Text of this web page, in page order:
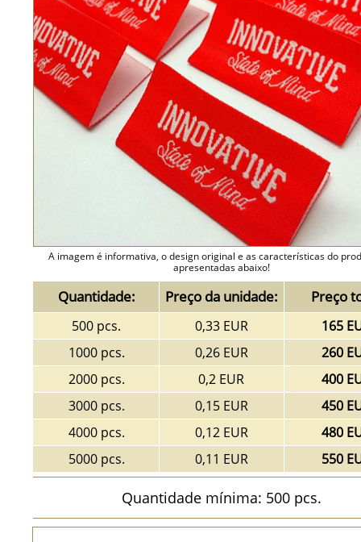
A imagem é informativa, o design original e as características do
apresentadas abaixo!
Quantidade: Preço da unidade: Preço
500 pcs. 0,33 EUR
165
1000 pcs.
0,26 EUR
260
2000 pcs.
0,2 EUR
400
3000 pcs.
0,15 EUR
450
4000 pcs.
0,12 EUR
480
5000 pcs.
0,11 EUR 550
Quantidade mínima: 500 pcs.